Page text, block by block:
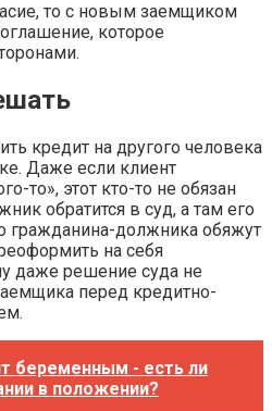
то с новым заемщиком
которое
кредит на другого человека
Даже если клиент
то», этот кто-то не обязан
обратится в суд, а там его
гражданина-должника обяжут
на себя
даже решение суда не
перед кредитно-
беременным - есть ли
в положении?